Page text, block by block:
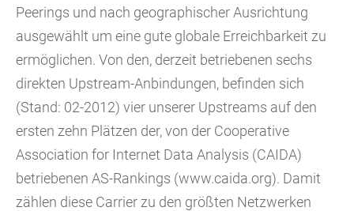
Peerings und nach geographischer Ausrichtung
ausgewählt um eine gute globale Erreichbarkeit zu
ermöglichen. Von den, derzeit betriebenen sechs
direkten Upstream-Anbindungen, befinden sich
(Stand: 02-2012) vier unserer Upstreams auf den
ersten zehn Plätzen der, von der Cooperative
Association for Internet Data Analysis (CAIDA)
betriebenen AS-Rankings (www.caida.org). Damit
zählen diese Carrier zu den größten Netzwerken